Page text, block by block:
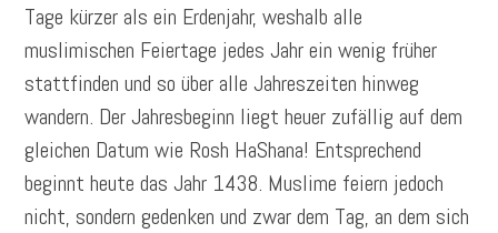
Tage kürzer als ein Erdenjahr, weshalb alle
muslimischen Feiertage jedes Jahr ein wenig früher
stattfinden und so über alle Jahreszeiten hinweg
wandern. Der Jahresbeginn liegt heuer zufällig auf dem
gleichen Datum wie Rosh HaShana! Entsprechend
beginnt heute das Jahr 1438. Muslime feiern jedoch
nicht, sondern gedenken und zwar dem Tag, an dem sich